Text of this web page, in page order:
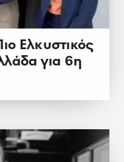
Ελκυστικός
για 6η